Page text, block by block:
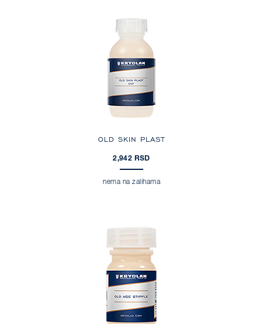
OLD SKIN PLAST
2,942 RSD
nema na zalihama